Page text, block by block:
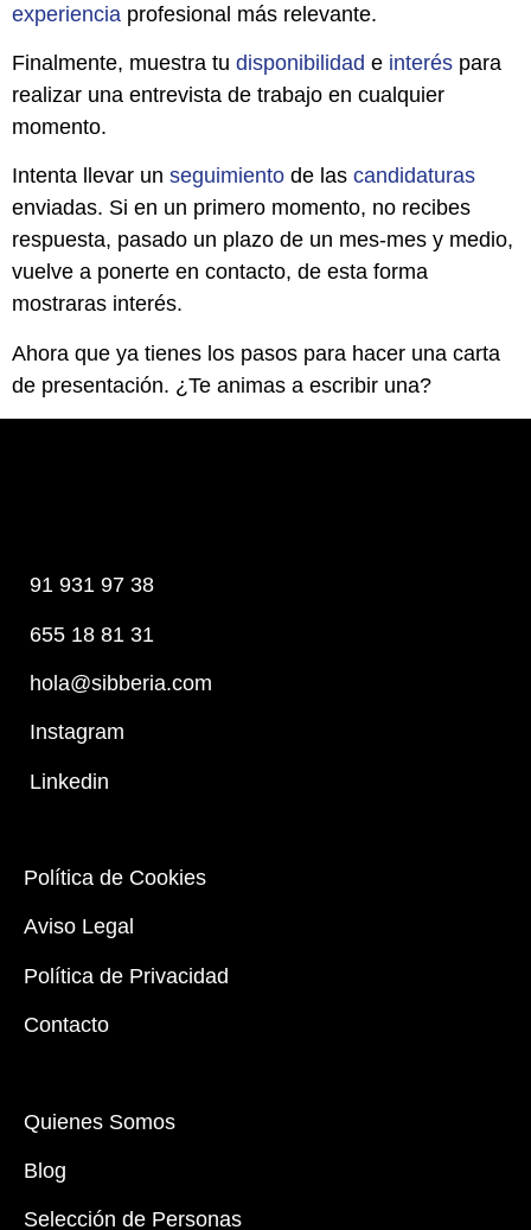
experiencia profesional más relevante.
Finalmente, muestra tu disponibilidad e interés para
realizar una entrevista de trabajo en cualquier
momento.
Intenta llevar un seguimiento de las candidaturas
enviadas. Si en un primero momento, no recibes
respuesta, pasado un plazo de un mes-mes y medio,
vuelve a ponerte en contacto, de esta forma
mostraras interés.
Ahora que ya tienes los pasos para hacer una carta
de presentación. ¿Te animas a escribir una?
91 931 97 38
655 18 81 31
hola@sibberia.com
Instagram
Linkedin
Política de Cookies
Aviso Legal
Política de Privacidad
Contacto
Quienes Somos
Blog
Selección de Personas